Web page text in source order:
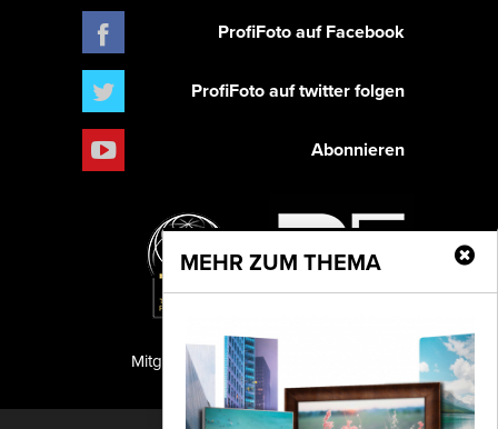
MEHR ZUM THEMA
ProfiFoto auf Facebook
ProfiFoto auf twitter folgen
Abonnieren
PF Publishing GmbH
Mitglied der TIPA